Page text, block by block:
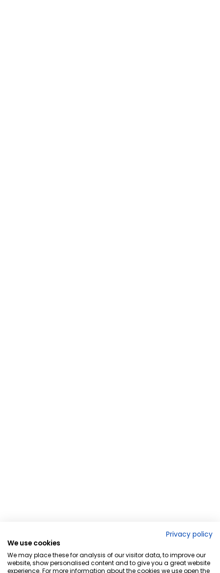
Privacy policy
We use cookies
We may place these for analysis of our visitor data, to improve our
website, show personalised content and to give you a great website
experience. For more information about the cookies we use open the